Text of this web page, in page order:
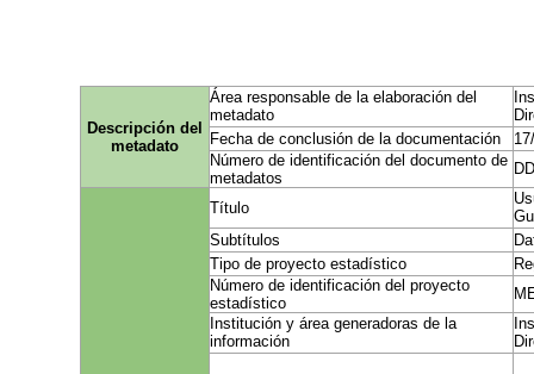
Descripción del
metadato
Área responsable de la elaboración del
metadato
Fecha de conclusión de la documentación
Número de identificación del documento de
metadatos
Título
Subtítulos
Tipo de proyecto estadístico
Número de identificación del proyecto
estadístico
Institución y área generadoras de la
información